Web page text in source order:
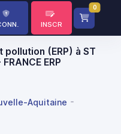
INSCR
0
(ERP) à ST
ERP
Aquitaine